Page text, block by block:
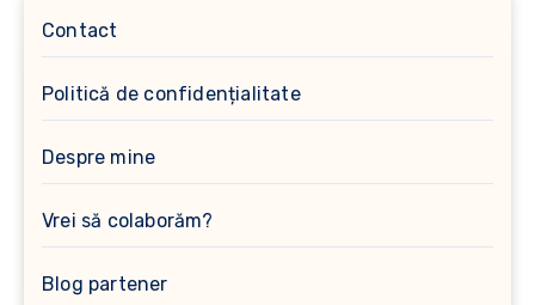
Contact
Politică de confidențialitate
Despre mine
Vrei să colaborăm?
Blog partener